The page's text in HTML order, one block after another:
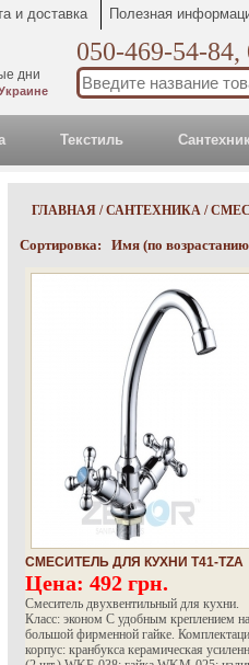
и доставка Полезная
дни
050-469-54-
Текстиль
ГЛАВНАЯ /САНТЕХНИКА /
Сортировка: Имя (по
СМЕСИТЕЛЬ ДЛЯ КУХНИ T41-TZA
Цена: 492 грн.
Смеситель двухвентильный для кухни.
Класс: эконом С удобным креплением на
большой фирменной гайке.
корпус: кранбукса керамическая